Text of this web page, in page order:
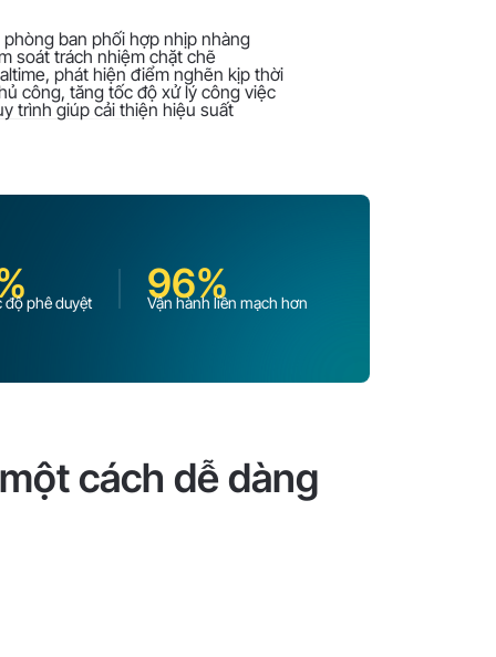
ban phối hợp nhịp nhàng
soát trách nhiệm chặt chẽ
phát hiện điểm nghẽn kịp thời
công, tăng tốc độ xử lý công việc
trình giúp cải thiện hiệu suất
độ phê duyệt 96%
Vận hành liền mạch hơn
cách dễ dàng